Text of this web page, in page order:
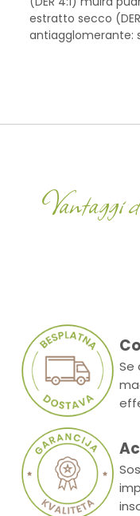
estratto secco
antiagglomerante:
Vantaggi
Se